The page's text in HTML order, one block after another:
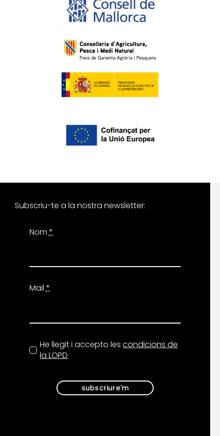
Subscriu-te a la nostra newsletter:
Nom*
Mail*
He llegit i accepto lescondicions de
la LOPD
subscriure'm